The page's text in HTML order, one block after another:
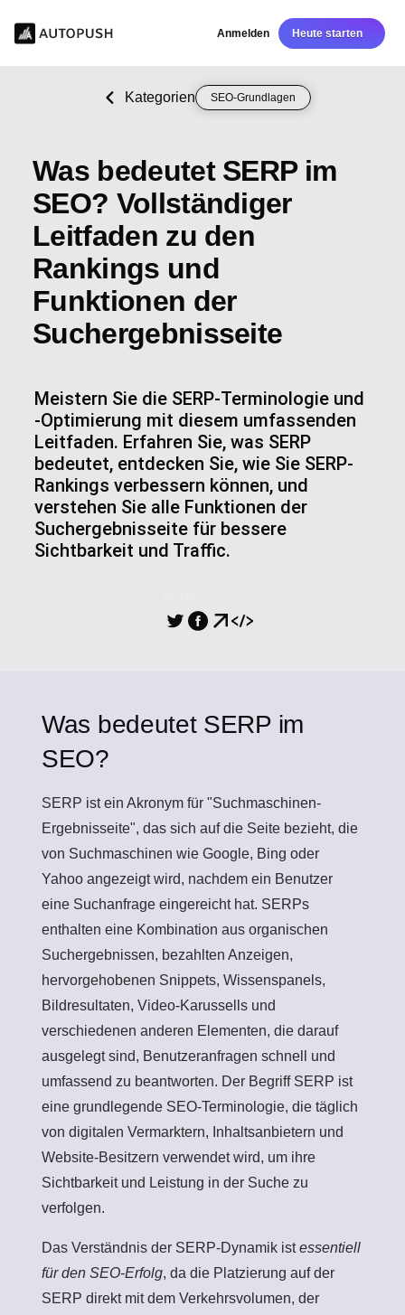
Anmelden Heute starten
Kategorien SEO-Grundlagen
Was bedeutet SERP im
SEO? Vollständiger
Leitfaden zu den
Rankings und
Funktionen der
Suchergebnisseite
Meistern Sie die SERP-Terminologie und
-Optimierung mit diesem umfassenden
Leitfaden. Erfahren Sie, was SERP
bedeutet, entdecken Sie, wie Sie SERP-
Rankings verbessern können, und
verstehen Sie alle Funktionen der
Suchergebnisseite für bessere
Sichtbarkeit und Traffic.
Was bedeutet SERP im
SEO?
SERP ist ein Akronym für "Suchmaschinen-
Ergebnisseite", das sich auf die Seite bezieht, die
von Suchmaschinen wie Google, Bing oder
Yahoo angezeigt wird, nachdem ein Benutzer
eine Suchanfrage eingereicht hat. SERPs
enthalten eine Kombination aus organischen
Suchergebnissen, bezahlten Anzeigen,
hervorgehobenen Snippets, Wissenspanels,
Bildresultaten, Video-Karussells und
verschiedenen anderen Elementen, die darauf
ausgelegt sind, Benutzeranfragen schnell und
umfassend zu beantworten. Der Begriff SERP ist
eine grundlegende SEO-Terminologie, die täglich
von digitalen Vermarktern, Inhaltsanbietern und
Website-Besitzern verwendet wird, um ihre
Sichtbarkeit und Leistung in der Suche zu
verfolgen.
Das Verständnis der SERP-Dynamik istessentiell
für den SEO-Erfolg, da die Platzierung auf der
SERP direkt mit dem Verkehrsvolumen, der